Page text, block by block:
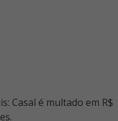
Casal é multado em R$